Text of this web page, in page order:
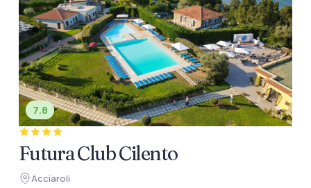
7.8
Futura Club Cilento
Acciaroli